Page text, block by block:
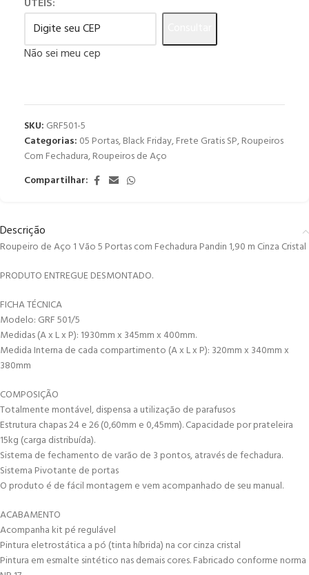
Não sei meu cep
SKU: GRF501-5
Categorias: 05 Portas,Black Friday,Frete Gratis SP,Roupeiros
Com Fechadura,Roupeiros de Aço
Compartilhar:
Descrição
Roupeiro de Aço 1 Vão 5 Portas com Fechadura Pandin 1,90 m Cinza Cristal
PRODUTO ENTREGUE DESMONTADO.
FICHA TÉCNICA
Modelo: GRF 501/5
Medidas (A x L x P): 1930mm x 345mm x 400mm.
Medida Interna de cada compartimento (A x L x P): 320mm x 340mm x
380mm
COMPOSIÇÃO
Totalmente montável, dispensa a utilização de parafusos
Estrutura chapas 24 e 26 (0,60mm e 0,45mm). Capacidade por prateleira
15kg (carga distribuída).
Sistema de fechamento de varão de 3 pontos, através de fechadura.
Sistema Pivotante de portas
O produto é de fácil montagem e vem acompanhado de seu manual.
ACABAMENTO
Acompanha kit pé regulável
Pintura eletrostática a pó (tinta híbrida) na cor cinza cristal
Pintura em esmalte sintético nas demais cores. Fabricado conforme norma